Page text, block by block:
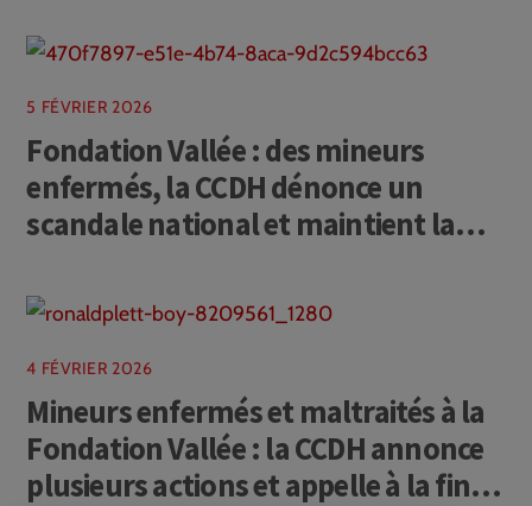
illégaux sur des mineurs en
psychiatrie et appelle à une
manifestation le 19 février
5 FÉVRIER 2026
Fondation Vallée : des mineurs
enfermés, la CCDH dénonce un
scandale national et maintient la
4 FÉVRIER 2026
Mineurs enfermés et maltraités à la
Fondation Vallée : la CCDH annonce
plusieurs actions et appelle à la fin